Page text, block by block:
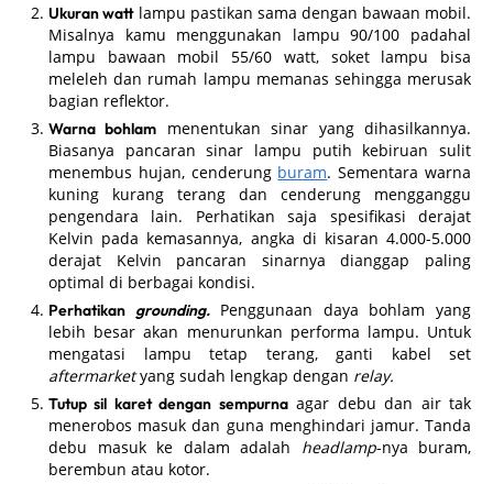
Ukuran watt lampu pastikan sama dengan bawaan mobil.
Misalnya kamu menggunakan lampu 90/100 padahal
lampu bawaan mobil 55/60 watt, soket lampu bisa
meleleh dan rumah lampu memanas sehingga merusak
bagian reflektor.
Warna bohlam menentukan sinar yang dihasilkannya.
Biasanya pancaran sinar lampu putih kebiruan sulit
menembus hujan, cenderung buram. Sementara warna
kuning kurang terang dan cenderung mengganggu
pengendara lain. Perhatikan saja spesifikasi derajat
Kelvin pada kemasannya, angka di kisaran 4.000-5.000
derajat Kelvin pancaran sinarnya dianggap paling
optimal di berbagai kondisi.
Perhatikan grounding.Penggunaan daya bohlam yang
lebih besar akan menurunkan performa lampu. Untuk
mengatasi lampu tetap terang, ganti kabel set
aftermarketyang sudah lengkap dengan relay.
Tutup sil karet dengan sempurnaagar debu dan air tak
menerobos masuk dan guna menghindari jamur. Tanda
debu masuk ke dalam adalah headlamp-nya buram,
berembun atau kotor.